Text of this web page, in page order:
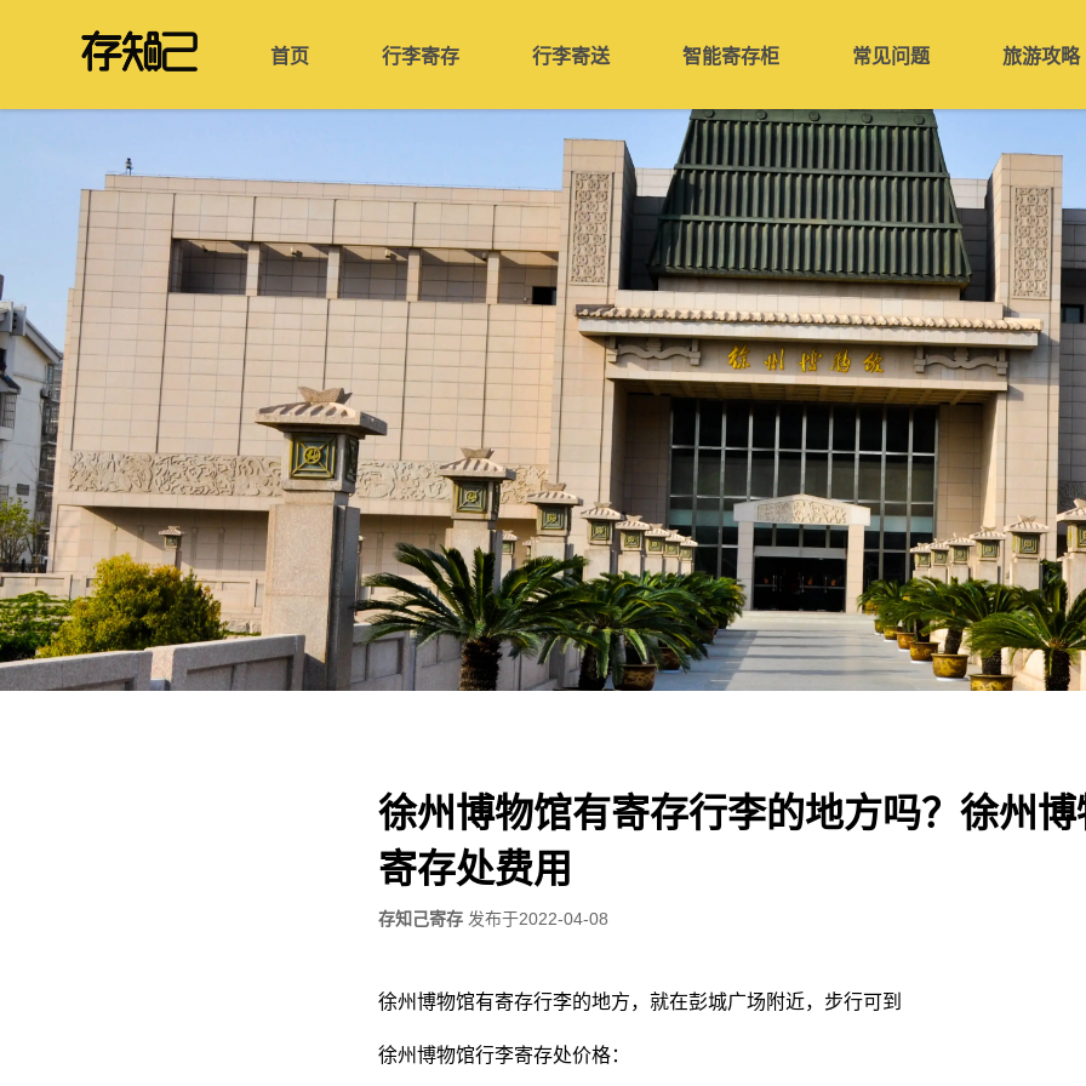
首页 行李寄存 行李寄送 智能寄存柜 常见问题 旅游攻略
徐州博物馆有寄存行李的地方吗？徐州
寄存处费用
存知己寄存 发布于2022-04-08
徐州博物馆有寄存行李的地方，就在彭城广场附近，步行可到
徐州博物馆行李寄存处价格：